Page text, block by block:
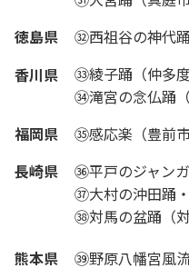
徳島県
㉜西祖谷の神代
香川県
㉝綾子踊（仲多
㉞滝宮の念仏踊
福岡県
㉟感応楽（豊前市
長崎県
㊱平戸のジャン
㊲大村の沖田踊
㊳対馬の盆踊（対
熊本県
㊴野原八幡宮風